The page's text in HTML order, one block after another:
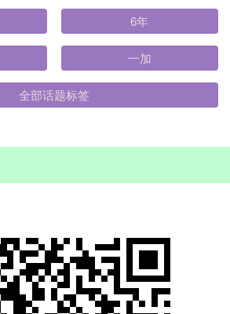
6年
一加
全部话题标签